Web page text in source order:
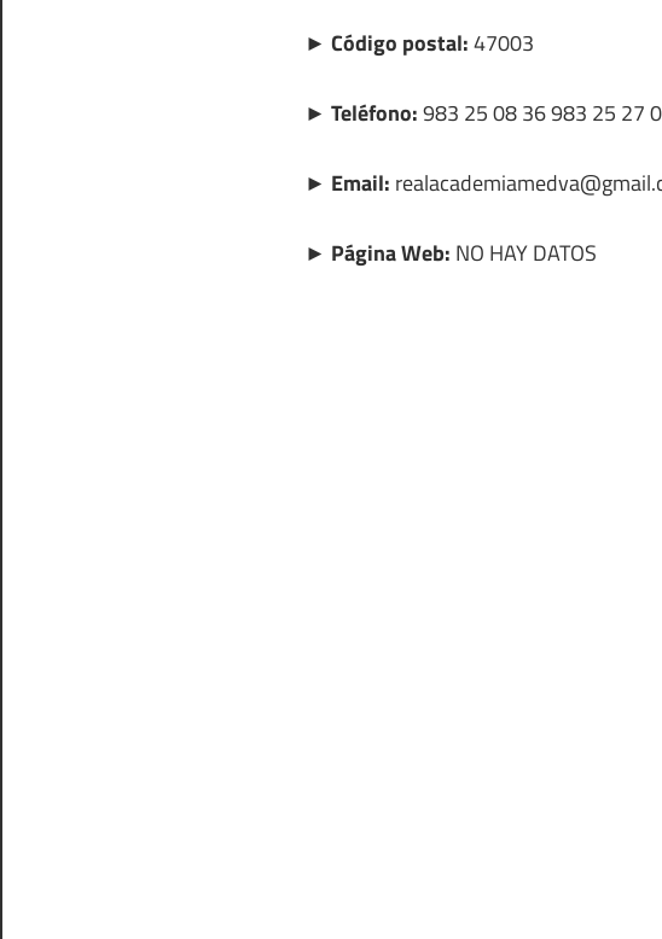
► Código postal:47003
► Teléfono:983 25 08 36 983 25 27
► Email:
► Página Web: NO HAY DATOS